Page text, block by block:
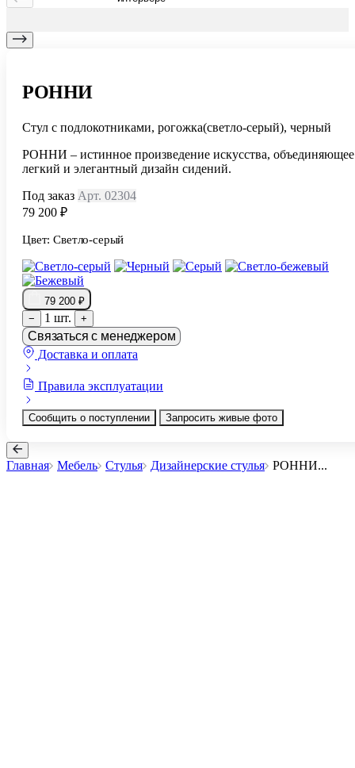
РОННИ
Стул с подлокотниками, рогожка(светло-серый), черный
РОННИ – истинное произведение искусства, объединяющее
легкий и элегантный дизайн сидений.
Под заказ Арт. 02304
79 200 ₽
Цвет: Светло-серый
79 200 ₽
−
1 шт. +
Связаться с менеджером
Доставка и оплата
Правила эксплуатации
Сообщить о поступлении Запросить живые фото
Главная Мебель Стулья Дизайнерские стулья РОННИ...